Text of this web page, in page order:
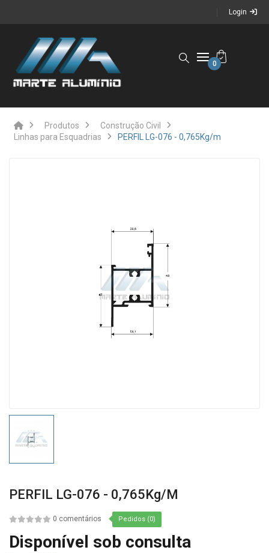
Login
0
Produtos
Construção Civil
Linhas para Esquadrias
PERFIL LG-076 - 0,765Kg/m
PERFIL LG-076 - 0,765Kg/m
0 comentários Pedidos (0)
Disponível sob consulta